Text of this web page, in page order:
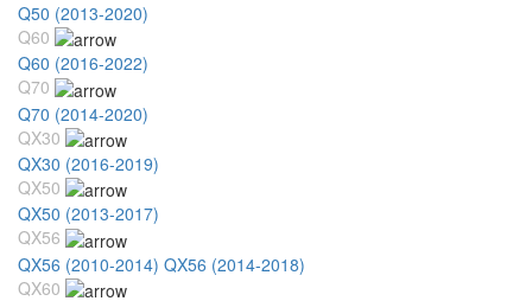
Q50 (2013-2020)
Q60
Q60 (2016-2022)
Q70
Q70 (2014-2020)
QX30
QX30 (2016-2019)
QX50
QX50 (2013-2017)
QX56
QX56 (2010-2014) QX56 (2014-2018)
QX60